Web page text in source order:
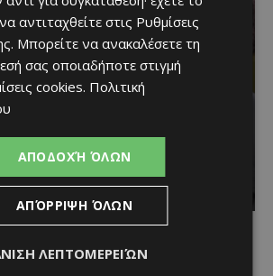
γεμάτη
μουσική και
Δελίκηπο για
του
- August 7, 2026
αντιταχθείτε στις Ρυθμίσεις
. Μπορείτε να ανακαλέσετε τη
σας οποιαδήποτε στιγμή
cookies. Πολιτική
ΑΠΟΔΟΧΉ ΌΛΩΝ
ΑΠΌΡΡΙΨΗ ΌΛΩΝ
ΛΕΠΤΟΜΕΡΕΙΏΝ